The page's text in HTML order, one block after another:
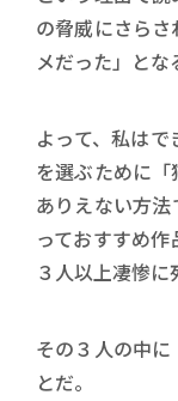
の脅威にさら
メだった」とな
よって、私は
を選ぶために
ありえない方
っておすすめ
３人以上凄惨に
その３人の中
とだ。